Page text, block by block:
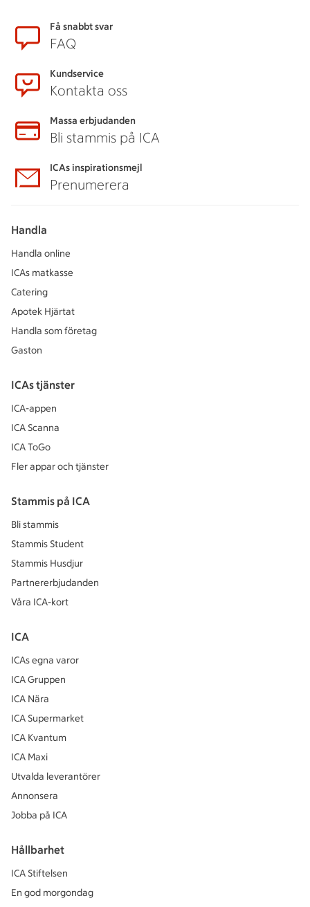
SidfotFå snabbt svar
FAQ
Kundservice
Kontakta oss
Massa erbjudanden
Bli stammis på ICA
ICAs inspirationsmejl
Prenumerera
Handla
Handla online
ICAs matkasse
Catering
Apotek Hjärtat
Handla som företag
Gaston
ICAs tjänster
ICA-appen
ICA Scanna
ICA ToGo
Fler appar och tjänster
Stammis på ICA
Bli stammis
Stammis Student
Stammis Husdjur
Partnererbjudanden
Våra ICA-kort
ICA
ICAs egna varor
ICA Gruppen
ICA Nära
ICA Supermarket
ICA Kvantum
ICA Maxi
Utvalda leverantörer
Annonsera
Jobba på ICA
Hållbarhet
ICA Stiftelsen
En god morgondag